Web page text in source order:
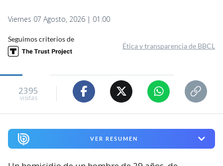
Viernes 07 Agosto, 2026 | 01:00
Seguimos criterios de
Ética y transparencia de BBCL
2395
visitas
VER RESUMEN